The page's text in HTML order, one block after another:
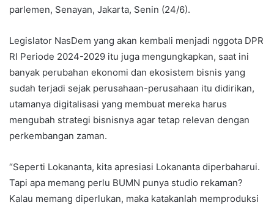
parlemen, Senayan, Jakarta, Senin (24/6).
Legislator NasDem yang akan kembali menjadi nggota DPR
RI Periode 2024-2029 itu juga mengungkapkan, saat ini
banyak perubahan ekonomi dan ekosistem bisnis yang
sudah terjadi sejak perusahaan-perusahaan itu didirikan,
utamanya digitalisasi yang membuat mereka harus
mengubah strategi bisnisnya agar tetap relevan dengan
perkembangan zaman.
“Seperti Lokananta, kita apresiasi Lokananta diperbaharui.
Tapi apa memang perlu BUMN punya studio rekaman?
Kalau memang diperlukan, maka katakanlah memproduksi